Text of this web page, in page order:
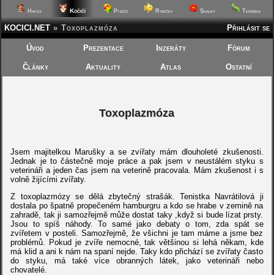
Hafíci Kočičí Ptáčci Rybičky Skalky Terárka
Přihlásit se
KOCICI.NET » Toxoplazmóza
Úvod Prezentace Inzeráty Fórum
Články Aktuality Atlas Ostatní
Toxoplazmóza
Jsem majitelkou Marušky a se zvířaty mám dlouholeté zkušenosti.
Jednak je to částečně moje práce a pak jsem v neustálém styku s
veterináři a jeden čas jsem na veterině pracovala. Mám zkušenost i s
volně žijícími zvířaty.
Z toxoplazmózy se dělá zbytečný strašák. Tenistka Navrátilová ji
dostala po špatně propečeném hamburgru a kdo se hrabe v zemině na
zahradě, tak ji samozřejmě může dostat taky ,když si bude lízat prsty.
Jsou to spíš náhody. To samé jako debaty o tom, zda spát se
zvířetem v posteli. Samozřejmě, že všichni je tam máme a jsme bez
problémů. Pokud je zvíře nemocné, tak většinou si lehá někam, kde
má klid a ani k nám na spaní nejde. Taky kdo přichází se zvířaty často
do styku, má také více obranných látek, jako veterináři nebo
chovatelé.